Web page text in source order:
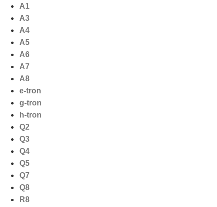
naar
inhoud
A1
A3
A4
A5
A6
A7
A8
e-tron
g-tron
h-tron
Q2
Q3
Q4
Q5
Q7
Q8
R8